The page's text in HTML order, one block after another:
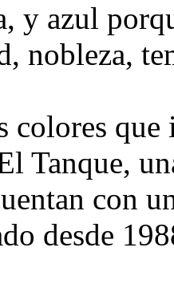
y azul
nobleza,
colores
Tanque,
con
desde